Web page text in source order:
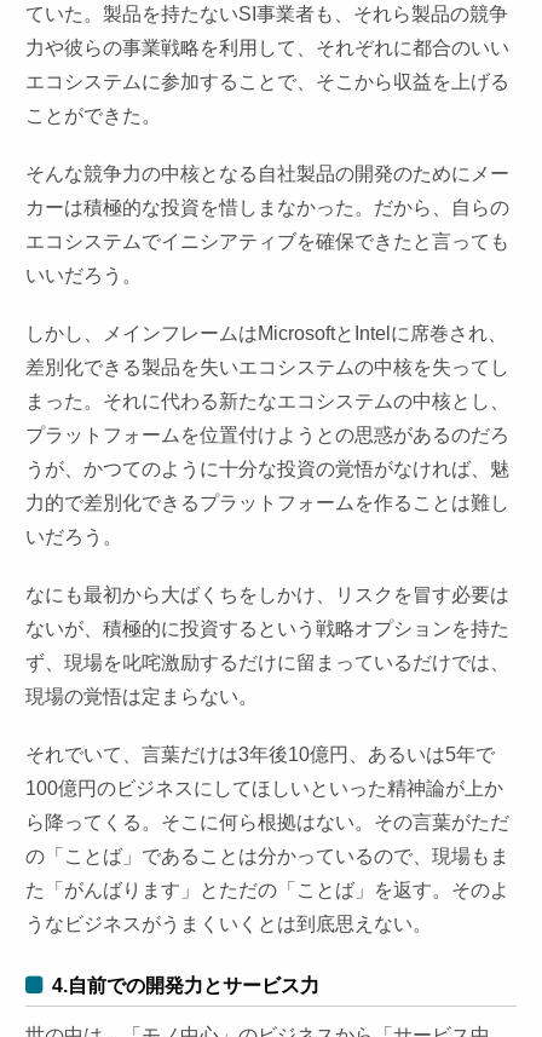
ていた。製品を持たないSI事業者も、それら製品の競争
力や彼らの事業戦略を利用して、それぞれに都合のいい
エコシステムに参加することで、そこから収益を上げる
ことができた。
そんな競争力の中核となる自社製品の開発のためにメー
カーは積極的な投資を惜しまなかった。だから、自らの
エコシステムでイニシアティブを確保できたと言っても
いいだろう。
しかし、メインフレームはMicrosoftとIntelに席巻され、
差別化できる製品を失いエコシステムの中核を失ってし
まった。それに代わる新たなエコシステムの中核とし、
プラットフォームを位置付けようとの思惑があるのだろ
うが、かつてのように十分な投資の覚悟がなければ、魅
力的で差別化できるプラットフォームを作ることは難し
いだろう。
なにも最初から大ばくちをしかけ、リスクを冒す必要は
ないが、積極的に投資するという戦略オプションを持た
ず、現場を叱咤激励するだけに留まっているだけでは、
現場の覚悟は定まらない。
それでいて、言葉だけは3年後10億円、あるいは5年で
100億円のビジネスにしてほしいといった精神論が上か
ら降ってくる。そこに何ら根拠はない。その言葉がただ
の「ことば」であることは分かっているので、現場もま
た「がんばります」とただの「ことば」を返す。そのよ
うなビジネスがうまくいくとは到底思えない。
4.自前での開発力とサービス力